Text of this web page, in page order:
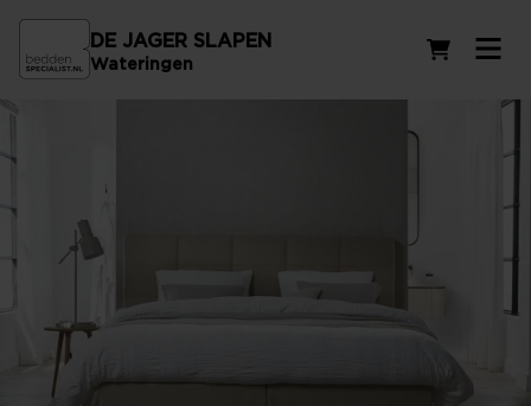
DE JAGER SLAPEN
Wateringen